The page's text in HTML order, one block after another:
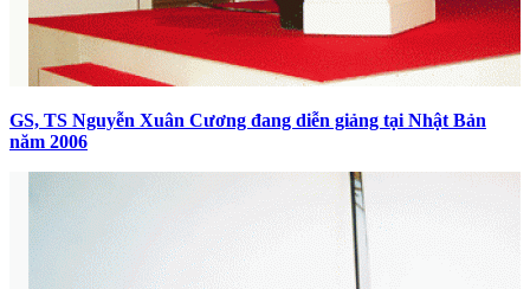
GS, TS Nguyễn Xuân Cương đang diễn giảng tại Nhật Bản
năm 2006